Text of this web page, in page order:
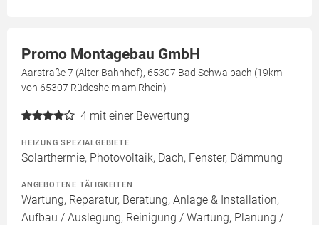
Promo Montagebau GmbH
Aarstraße 7 (Alter Bahnhof), 65307 Bad Schwalbach (19km
von 65307 Rüdesheim am Rhein)
4 mit einer Bewertung
HEIZUNG SPEZIALGEBIETE
Solarthermie, Photovoltaik, Dach, Fenster, Dämmung
ANGEBOTENE TÄTIGKEITEN
Wartung, Reparatur, Beratung, Anlage & Installation,
Aufbau / Auslegung, Reinigung / Wartung, Planung /